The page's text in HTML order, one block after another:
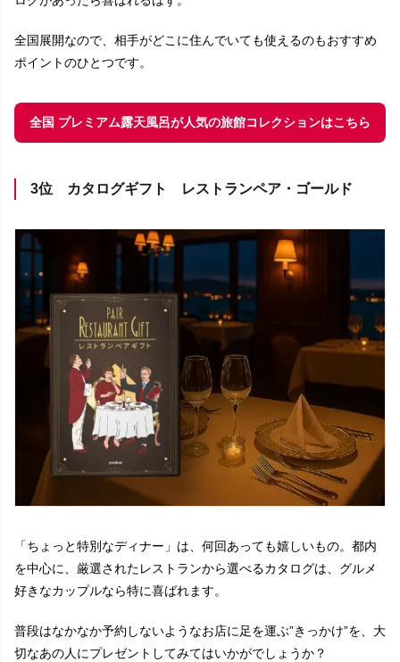
全国展開なので、相手がどこに住んでいても使えるのもおすすめ
ポイントのひとつです。
全国 プレミアム露天風呂が人気の旅館コレクションはこちら
3位 カタログギフト レストランペア・ゴールド
「ちょっと特別なディナー」は、何回あっても嬉しいもの。都内
を中心に、厳選されたレストランから選べるカタログは、グルメ
好きなカップルなら特に喜ばれます。
普段はなかなか予約しないようなお店に足を運ぶ”きっかけ”を、大
切なあの人にプレゼントしてみてはいかがでしょうか？